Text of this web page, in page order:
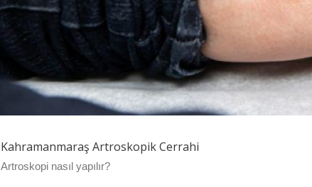
Kahramanmaraş Artroskopik Cerrahi
Artroskopi nasıl yapılır?